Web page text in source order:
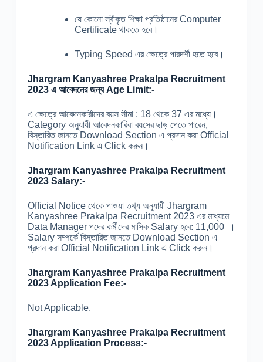
যে কোনো স্বীকৃত শিক্ষা প্রতিষ্ঠানের Computer
Certificate থাকতে হবে।
Typing Speed এর ক্ষেত্রে পারদর্শী হতে হবে।
Jhargram Kanyashree Prakalpa Recruitment
2023 এ আবেদনের জন্য Age Limit:-
এ ক্ষেত্রে আবেদনকারীদের বয়স সীমা : 18 থেকে 37 এর মধ্যে।
Category অনুযায়ী আবেদনকারিরা বয়সের ছাড় পেতে পারেন,
বিস্তারিত জানতে Download Section এ প্রদান করা Official
Notification Link এ Click করুন।
Jhargram Kanyashree Prakalpa Recruitment
2023 Salary:-
Official Notice থেকে পাওয়া তথ্য অনুযায়ী Jhargram
Kanyashree Prakalpa Recruitment 2023 এর মাধ্যমে
Data Manager পদের কর্মীদের মাসিক Salary হবে: 11,000 ।
Salary সম্পর্কে বিস্তারিত জানতে Download Section এ
প্রদান করা Official Notification Link এ Click করুন।
Jhargram Kanyashree Prakalpa Recruitment
2023 Application Fee:-
Not Applicable.
Jhargram Kanyashree Prakalpa Recruitment
2023 Application Process:-